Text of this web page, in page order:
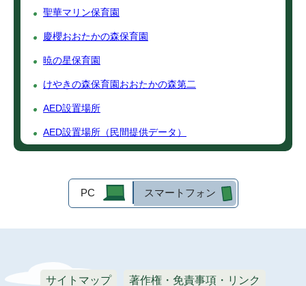
聖華マリン保育園
慶櫻おおたかの森保育園
暁の星保育園
けやきの森保育園おおたかの森第二
AED設置場所
AED設置場所（民間提供データ）
PC スマートフォン
サイトマップ 著作権・免責事項・リンク